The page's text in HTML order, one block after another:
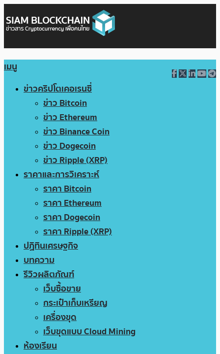
เมนู
ข่าวคริปโตเคอเรนซี่
ข่าว Bitcoin
ข่าว Ethereum
ข่าว Binance Coin
ข่าว Dogecoin
ข่าว Ripple (XRP)
ราคาและการวิเคราะห์
ราคา Bitcoin
ราคา Ethereum
ราคา Dogecoin
ราคา Ripple (XRP)
ปฏิทินเศรษฐกิจ
บทความ
รีวิวผลิตภัณฑ์
เว็บซื้อขาย
กระเป๋าเก็บเหรียญ
เครื่องขุด
เว็บขุดแบบ Cloud Mining
ห้องเรียน